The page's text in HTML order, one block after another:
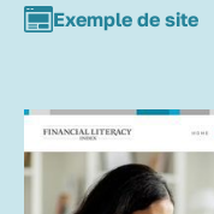
Exemple de site